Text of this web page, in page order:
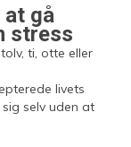
gå
stress
ti, otte eller
livets
selv uden at